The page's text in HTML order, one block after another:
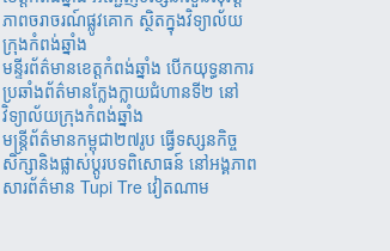
ភាពចរាចរណ៍ផ្លូវគោក ស្ថិតក្នុងវិទ្យាល័យ
ក្រុងកំពង់ឆ្នាំង
មន្ទីរព័ត៌មានខេត្តកំពង់ឆ្នាំង បើកយុទ្ធនាការ
ប្រឆាំងព័ត៌មានក្លែងក្លាយជំហានទី២ នៅ
វិទ្យាល័យក្រុងកំពង់ឆ្នាំង
មន្ត្រីព័ត៌មានកម្ពុជា២៧រូប ធ្វើទស្សនកិច្ច
សិក្សានិងផ្លាស់ប្តូរបទពិសោធន៍ នៅអង្គភាព
សារព័ត៌មាន Tupi Tre វៀតណាម